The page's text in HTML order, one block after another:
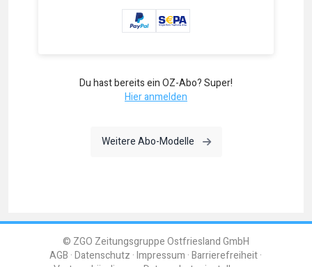
Du hast bereits ein OZ-Abo? Super!
Hier anmelden
Weitere Abo-Modelle
© ZGO Zeitungsgruppe Ostfriesland GmbH
AGB Datenschutz Impressum Barrierefreiheit